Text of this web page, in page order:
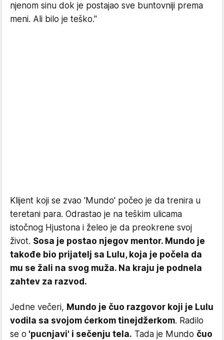
njenom sinu dok je postajao sve buntovniji prema
meni. Ali bilo je teško."
Klijent koji se zvao 'Mundo' počeo je da trenira u
teretani para. Odrastao je na teškim ulicama
istočnog Hjustona i želeo je da preokrene svoj
život. Sosa je postao njegov mentor. Mundo je
takođe bio prijatelj sa Lulu, koja je počela da
mu se žali na svog muža. Na kraju je podnela
zahtev za razvod.
Jedne večeri, Mundo je čuo razgovor koji je Lulu
vodila sa svojom ćerkom tinejdžerkom. Radilo
se o 'pucnjavi' i sečenju tela. Tada je Mundo čuo